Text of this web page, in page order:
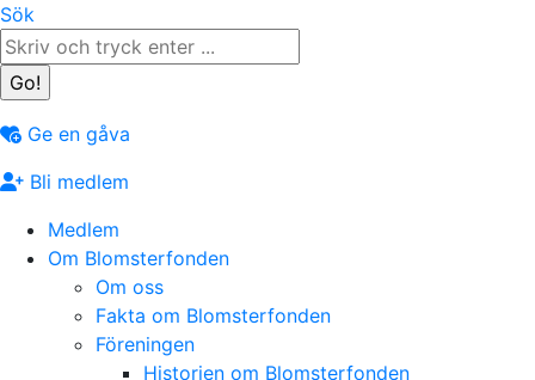
Sök
Ge en gåva
Bli medlem
Medlem
Om Blomsterfonden
Om oss
Fakta om Blomsterfonden
Föreningen
Historien om Blomsterfonden